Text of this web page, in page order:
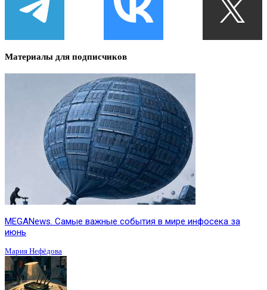
Материалы для подписчиков
MEGANews. Cамые важные события в мире инфосека за
июнь
Мария Нефёдова